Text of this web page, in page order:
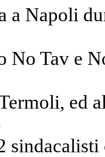
a Napoli
No Tav e
ed